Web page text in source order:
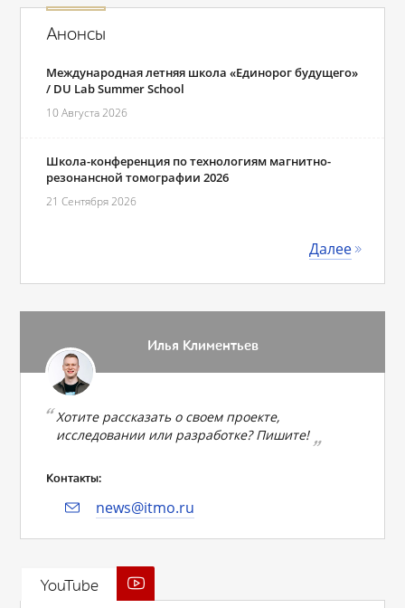
Анонсы
Международная летняя школа «Единорог будущего»
/ DU Lab Summer School
10 Августа 2026
Школа-конференция по технологиям магнитно-
резонансной томографии 2026
21 Сентября 2026
Далее
Илья Климентьев
Хотите рассказать о своем проекте,
исследовании или разработке? Пишите!
Контакты:
news@itmo.ru
YouTube